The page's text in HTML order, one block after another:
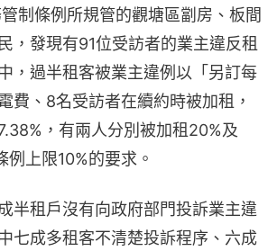
制條例所規管的觀塘區劏房、板間
，發現有91位受訪者的業主違反租
，過半租客被業主違例以「另訂每
費、8名受訪者在續約時被加租，
，有兩人分別被加租20%及
例上限10%的要求。
半租戶沒有向政府部門投訴業主違
七成多租客不清楚投訴程序、六成